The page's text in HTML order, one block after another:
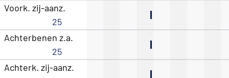
Voork. zij-aanz.
25
Achterbenen z.a.
25
Achterk. zij-aanz.